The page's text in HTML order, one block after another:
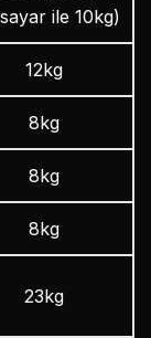
ile 10kg)
12kg
8kg
8kg
8kg
23kg